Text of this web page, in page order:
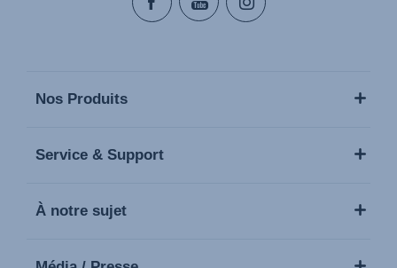
Nos Produits
Service & Support
À notre sujet